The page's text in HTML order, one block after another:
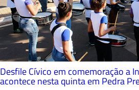
Desfile Cívico em comemoração a
acontece nesta quinta em Pedra